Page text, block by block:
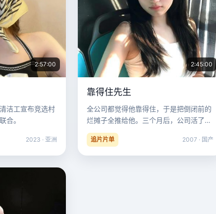
2:57:00
洁工宣布竞选村
合。
2023 · 亚洲
2:45:00
靠得住先生
全公司都觉得他靠得住，于是把倒闭前的
烂摊子全推给他。三个月后，公司活了，
老板哭了，因为他把公司据为己有了。
追片片单 2007 · 国产